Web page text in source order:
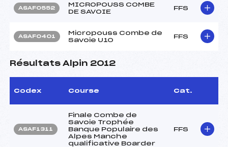
ASAF0552
MICROPOUSS COMBE
DE SAVOIE
FFS
ASAF0401
Micropouss Combe de
Savoie U10
FFS
Résultats Alpin 2012
Codex Course Cat.
ASAF1311
Finale Combe de
Savoie Trophée
Banque Populaire des
Alpes Manche
qualificative Boarder
FFS